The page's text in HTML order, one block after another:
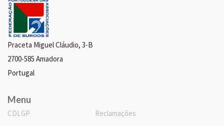
Praceta Miguel Cláudio, 3-B
2700-585 Amadora
Portugal
Menu
CDLGP
Reclamações